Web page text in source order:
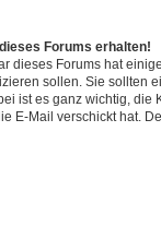
Forums erhalten!
dieses Forums hat
sollen. Sie sollten
ist es ganz wichtig, die
E-Mail verschickt hat.